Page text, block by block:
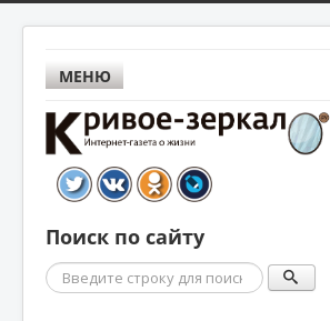
МЕНЮ
Поиск по сайту
Поиск